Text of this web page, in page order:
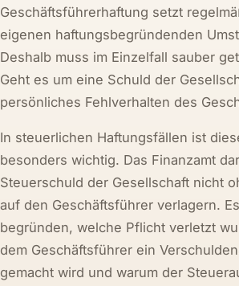
Geschäftsführerhaftung setzt
eigenen haftungsbegründenden
Deshalb muss im Einzelfall sauber
Geht es um eine Schuld der
persönliches Fehlverhalten des
In steuerlichen Haftungsfällen ist
besonders wichtig. Das Finanzamt
Steuerschuld der Gesellschaft nicht
auf den Geschäftsführer verlagern.
begründen, welche Pflicht verletzt
dem Geschäftsführer ein
gemacht wird und warum der